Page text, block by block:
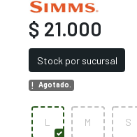
$ 21.000
Stock por sucursal
Agotado.
L M S